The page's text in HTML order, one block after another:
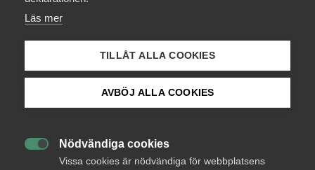
Läs mer
TILLÅT ALLA COOKIES
AVBÖJ ALLA COOKIES
Nödvändiga cookies
Vissa cookies är nödvändiga för webbplatsens
Tåg­företagen
Kurser & utbildningar
Logga in på Arbetsgivarguiden
Läs remissvaret
Från
Finansdepartementet